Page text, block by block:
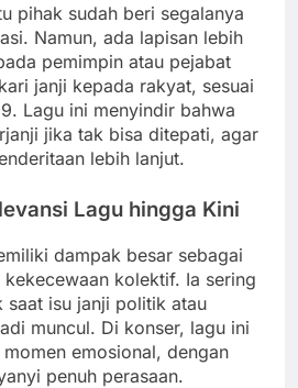
pihak sudah beri segalanya
Namun, ada lapisan lebih
pemimpin atau pejabat
janji kepada rakyat, sesuai
Lagu ini menyindir bahwa
jika tak bisa ditepati, agar
lebih lanjut.
Lagu hingga Kini
dampak besar sebagai
kolektif. Ia sering
saat isu janji politik atau
muncul. Di konser, lagu ini
emosional, dengan
penuh perasaan.